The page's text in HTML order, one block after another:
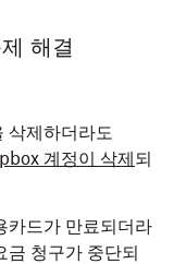
해결
삭제하더라도
계정이 삭제되
카드가 만료되더라
청구가 중단되